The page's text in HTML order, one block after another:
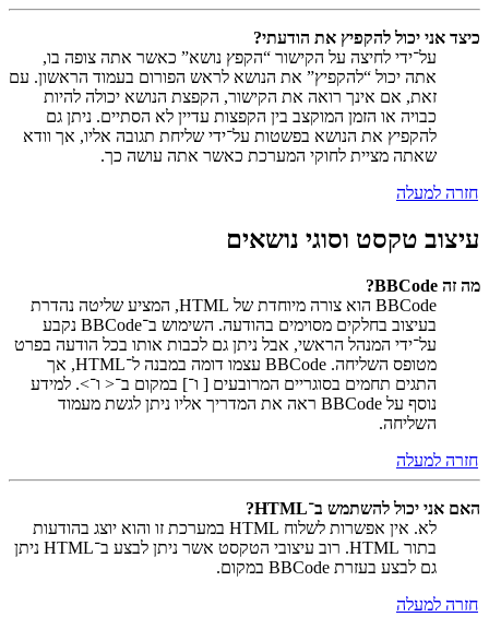
כיצד אני יכול להקפיץ את הודעתי?
על־ידי לחיצה על הקישור “הקפץ נושא” כאשר אתה צופה בו,
אתה יכול “להקפיץ” את הנושא לראש הפורום בעמוד הראשון. עם
זאת, אם אינך רואה את הקישור, הקפצת הנושא יכולה להיות
כבויה או הזמן המוקצב בין הקפצות עדיין לא הסתיים. ניתן גם
להקפיץ את הנושא בפשטות על־ידי שליחת תגובה אליו, אך וודא
שאתה מציית לחוקי המערכת כאשר אתה עושה כך.
חזרה למעלה
עיצוב טקסט וסוגי נושאים
מה זה BBCode?
BBCode הוא צורה מיוחדת של HTML, המציע שליטה נהדרת
בעיצוב בחלקים מסוימים בהודעה. השימוש ב־BBCode נקבע
על־ידי המנהל הראשי, אבל ניתן גם לכבות אותו בכל הודעה בפרט
מטופס השליחה. BBCode עצמו דומה במבנה ל־HTML, אך
התגים תחמים בסוגריים המרובעים [ ו־] במקום ב־< ו־>. למידע
נוסף על BBCode ראה את המדריך אליו ניתן לגשת מעמוד
השליחה.
חזרה למעלה
האם אני יכול להשתמש ב־HTML?
לא. אין אפשרות לשלוח HTML במערכת זו והוא יוצג בהודעות
בתור HTML. רוב עיצובי הטקסט אשר ניתן לבצע ב־HTML ניתן
גם לבצע בעזרת BBCode במקום.
חזרה למעלה